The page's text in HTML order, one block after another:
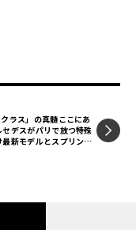
験】《LE VOLA
ラス」の真髄ここにあ
セデスがパリで放つ特殊
最新モデルとスプリンタ